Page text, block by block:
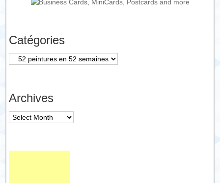
Catégories
Catégories
Archives
Archives